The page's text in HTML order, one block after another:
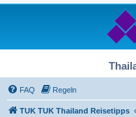
FAQ Regeln
TUK TUK Thailand Reisetipps